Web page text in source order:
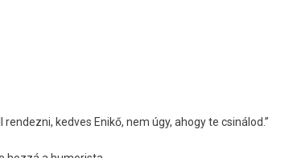
kedves Enikő, nem úgy, ahogy te csinálod.”